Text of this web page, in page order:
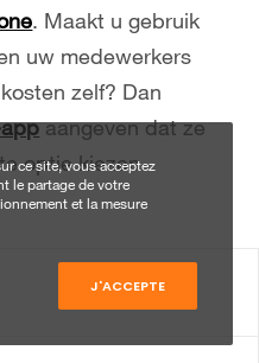
. Maakt u gebruik
uw medewerkers
zelf? Dan
aangeven dat ze
optie kiezen.
ce site, vous acceptez
le partage de votre
et la mesure
J'ACCEPTE